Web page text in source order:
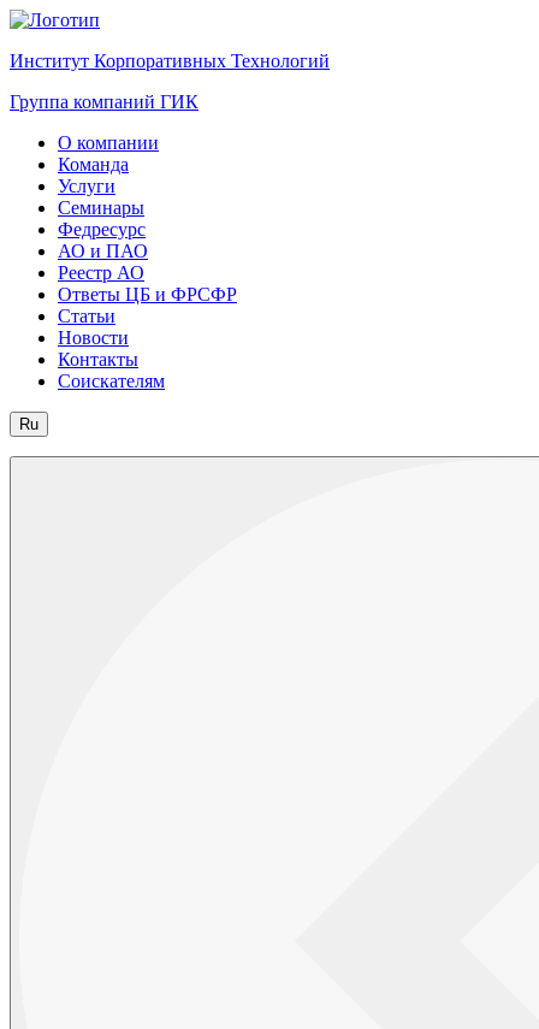
Институт Корпоративных Технологий
Группа компаний ГИК
О компании
Команда
Услуги
Семинары
Федресурс
АО и ПАО
Реестр АО
Ответы ЦБ и ФРСФР
Статьи
Новости
Контакты
Соискателям
Ru